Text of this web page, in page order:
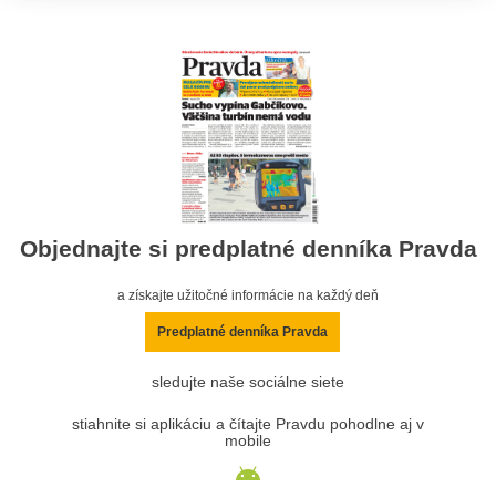
Objednajte si predplatné denníka Pravda
a získajte užitočné informácie na každý deň
Predplatné denníka Pravda
sledujte naše sociálne siete
stiahnite si aplikáciu a čítajte Pravdu pohodlne aj v
mobile